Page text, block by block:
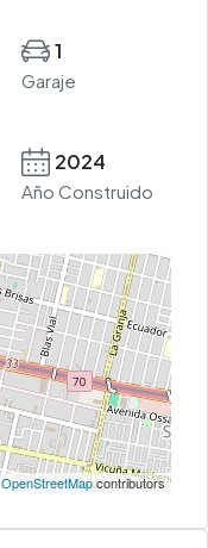
1
Garaje
2024
Año Construido
OpenStreetMapcontributors